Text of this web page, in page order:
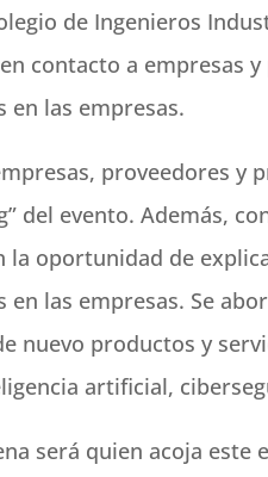
de Ingenieros
contacto a empresas
en las empresas.
proveedores y
del evento. Además,
la oportunidad de
en las empresas. Se
nuevo productos y
artificial,
será quien acoja